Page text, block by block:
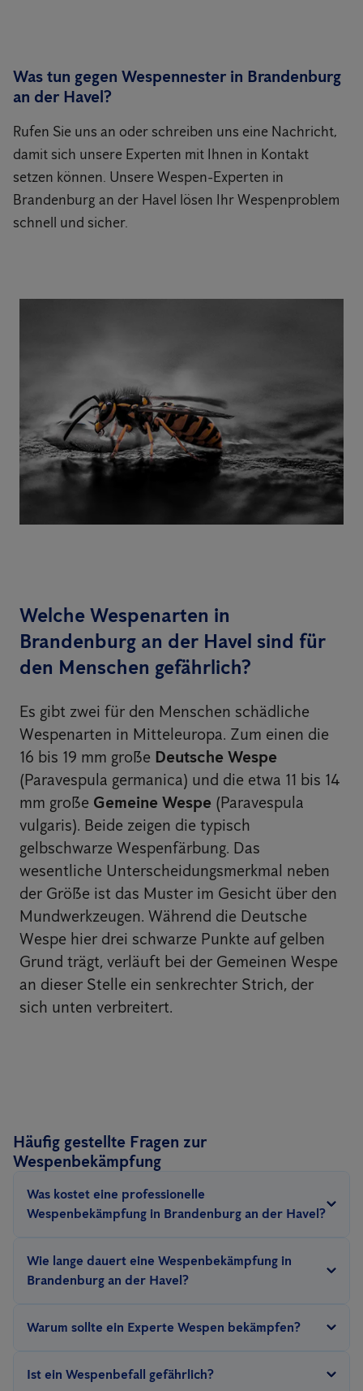
Was tun gegen Wespennester in Brandenburg
an der Havel?
Rufen Sie uns an oder schreiben uns eine Nachricht,
damit sich unsere Experten mit Ihnen in Kontakt
setzen können. Unsere Wespen-Experten in
Brandenburg an der Havel lösen Ihr Wespenproblem
schnell und sicher.
Welche Wespenarten in
Brandenburg an der Havel sind für
den Menschen gefährlich?
Es gibt zwei für den Menschen schädliche
Wespenarten in Mitteleuropa. Zum einen die
16 bis 19 mm große Deutsche Wespe
(Paravespula germanica) und die etwa 11 bis 14
mm große Gemeine Wespe (Paravespula
vulgaris). Beide zeigen die typisch
gelbschwarze Wespenfärbung. Das
wesentliche Unterscheidungsmerkmal neben
der Größe ist das Muster im Gesicht über den
Mundwerkzeugen. Während die Deutsche
Wespe hier drei schwarze Punkte auf gelben
Grund trägt, verläuft bei der Gemeinen Wespe
an dieser Stelle ein senkrechter Strich, der
sich unten verbreitert.
Häufig gestellte Fragen zur
Wespenbekämpfung
Was kostet eine professionelle
Wespenbekämpfung in Brandenburg an der Havel?
Wie lange dauert eine Wespenbekämpfung in
Brandenburg an der Havel?
eine eine Bekämpfung um die 30 Minuten. Die Behandlung kann
Nachrichtschreiben!
Warum sollte ein Experte Wespen bekämpfen?
So ist eine rechtssichere Beseitigung von Wespennestern
Ist ein Wespenbefall gefährlich?